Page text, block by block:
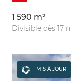
1 590 m²
Divisible dès 17
MIS À JOUR